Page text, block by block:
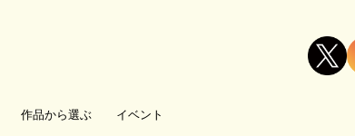
作品から選ぶ イベント